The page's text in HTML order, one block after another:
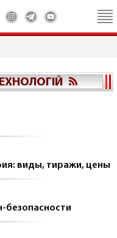
виды, тиражи, цены
безопасности